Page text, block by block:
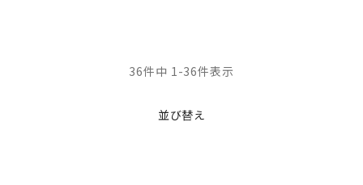
並び替え
36件中 1 -36件表示